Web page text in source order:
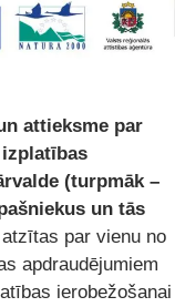
attieksme par
(turpmāk –
un tās
par vienu no
apdraudējumiem
ierobežošanai